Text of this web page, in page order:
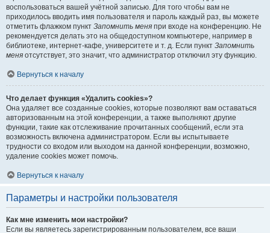
воспользоваться вашей учётной записью. Для того чтобы вам не
приходилось вводить имя пользователя и пароль каждый раз, вы можете
отметить флажком пункт Запомнить меня при входе на конференцию. Не
рекомендуется делать это на общедоступном компьютере, например в
библиотеке, интернет-кафе, университете и т. д. Если пункт Запомнить
меня отсутствует, это значит, что администратор отключил эту функцию.
Вернуться к началу
Что делает функция «Удалить cookies»?
Она удаляет все созданные cookies, которые позволяют вам оставаться
авторизованным на этой конференции, а также выполняют другие
функции, такие как отслеживание прочитанных сообщений, если эта
возможность включена администратором. Если вы испытываете
трудности со входом или выходом на данной конференции, возможно,
удаление cookies может помочь.
Вернуться к началу
Параметры и настройки пользователя
Как мне изменить мои настройки?
Если вы являетесь зарегистрированным пользователем, все ваши